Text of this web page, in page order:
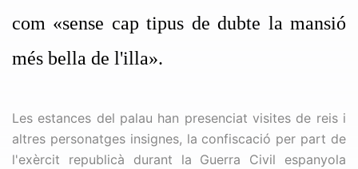
com «sense cap tipus de dubte la mansió
més bella de l'illa».
Les estances del palau han presenciat visites de reis i
altres personatges insignes, la confiscació per part de
l'exèrcit republicà durant la Guerra Civil espanyola